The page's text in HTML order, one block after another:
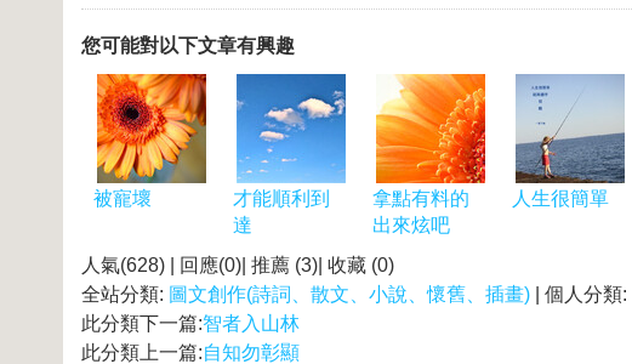
您可能對以下文章有興趣
被寵壞
才能順利到
達
拿點有料的
出來炫吧
人生很簡單
人氣(628) | 回應(0)| 推薦 (3)| 收藏 (0)
全站分類: 圖文創作(詩詞、散文、小說、懷舊、插畫) | 個人分類:
此分類下一篇:智者入山林
此分類上一篇:自知勿彰顯